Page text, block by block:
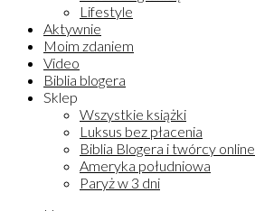
Lifestyle
Aktywnie
Moim zdaniem
Video
Biblia blogera
Sklep
Wszystkie książki
Luksus bez płacenia
Biblia Blogera i twórcy online
Ameryka południowa
Paryż w 3 dni